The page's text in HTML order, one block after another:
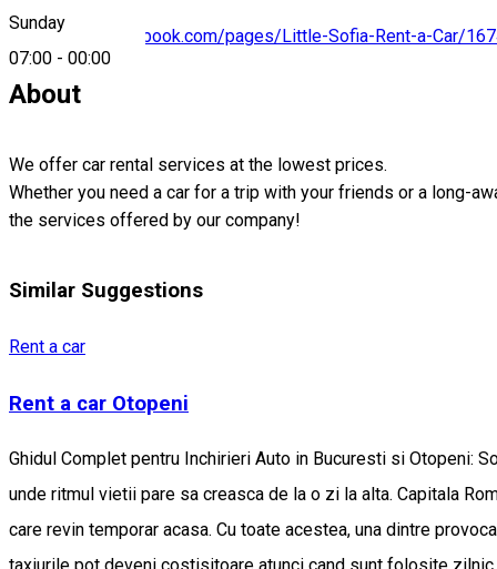
Sunday
07:00 - 00:00
https://www.facebook.com/pages/Little-Sofia-Rent-a-Car/
About
We offer car rental services at the lowest prices.
Whether you need a car for a trip with your friends or a long-
the services offered by our company!
Similar Suggestions
Rent a car
Rent a car Otopeni
Ghidul Complet pentru Inchirieri Auto in Bucuresti si Otopeni: Solutii avantajoase fara garantie si livrare la adresa de la InchirieriAuto-Otopeni.com Bucurestiul este un oras in continua miscare, unde ritmul vietii pare sa creasca de la o zi la alta. Capitala Romaniei atrage anual milioane de vizitatori, fie ca este vorba despre turisti, oameni de afaceri sau romani stabiliti in strainatate care revin temporar acasa. Cu toate acestea, una dintre provocarile majore ramane mobilitatea. Transportul public este adesea aglomerat si greu de anticipat, iar aplicatiile de ride-sharing sau taxiurile pot deveni costisitoare atunci cand sunt folosite zilnic. Intr-un astfel de context, inchirierea unei masini ramane cea mai eficienta metoda de a te deplasa liber, confortabil si in siguranta. Iar atunci cand vorbim despre rent a car in Bucuresti cu disponibilitate la adresa sau direct in Aeroportul Henri Coanda Otopeni, un nume a reusit sa atraga atentia si sa castige increderea clientilor: InchirieriAuto-Otopeni.com. Aceasta companie se diferentiaza printr-un pachet de avantaje greu de ignorat – inchirieri auto fara garantie si posibilitatea de livrare a masinii direct la adresa dorita. De ce sa alegi inchirierea unei masini in Bucuresti? Pentru vizitatorii capitalei, dar si pentru localnici, o masina inchiriata aduce o serie de beneficii esentiale: Mobilitate totala – Ai libertatea de a-ti organiza singur traseul si programul, fara restrictii legate de transportul public. Economie de timp – In traficul aglomerat al Bucurestiului, o masina proprie iti permite sa alegi rutele cele mai rapide si sa eviti pierderile de timp. Confort – Mai ales pentru familii sau grupuri, masina ofera intimitate si spatiu pentru bagaje sau cumparaturi. Costuri controlate – Inchirierea pe mai multe zile se dovedeste adesea mai accesibila decat utilizarea constanta a taxiurilor sau a aplicatiilor de transport. Otopeni – centrul inchirierilor auto din Romania Pentru multi calatori, primul contact cu Bucurestiul are loc pe Aeroportul International Henri Coanda Otopeni. Aici, cererea pentru masini de inchiriat este uriasa, iar companiile de rent a car s-au adaptat oferind servicii rapide si flexibile. InchirieriAuto-Otopeni.com ofera clientilor posibilitatea de a ridica masina imediat dupa aterizare. Astfel, timpul este economisit, iar calatoria incepe fara complicatii. In plus, spre deosebire de multe companii de profil, aici nu se solicita garantie financiara, un avantaj important pentru cei care nu doresc sa aiba sume blocate pe card. Inchirieri auto fara garantie – un avantaj real In mod obisnuit, firmele de rent a car cer o garantie de cateva sute de euro la momentul inchirierii. Aceasta suma este blocata pe cardul clientului si eliberata doar la returnarea masinii, daca totul este in regula. InchirieriAuto-Otopeni.com a ales sa elimine acest obstacol si sa ofere servicii fara garantie. Astfel, clientii platesc doar costul inchirierii si pot folosi liber resursele financiare pentru calatorie, cazare sau alte activitati. Acest model de business aduce multiple avantaje: Accesibilitate pentru cei care nu detin carduri de credit sau prefera sa evite blocarea banilor. Simplificarea